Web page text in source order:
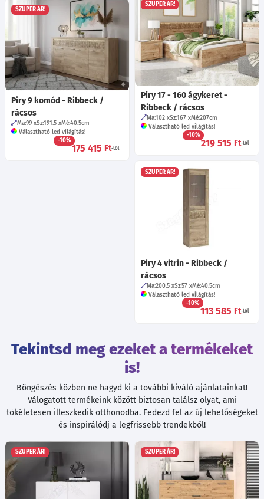
SZUPER ÁR!
Piry 17 - 160 ágykeret -
Ribbeck / rácsos
Ma:102 Sz:167 Mé:207cm
Választható led világítás!
-10%
219 515 Ft-tól
SZUPER ÁR!
Piry 9 komód - Ribbeck /
rácsos
Ma:99 Sz:191.5 Mé:40.5cm
Választható led világítás!
-10%
175 415 Ft-tól
SZUPER ÁR!
Piry 4 vitrin - Ribbeck /
rácsos
Ma:200.5 Sz:57 Mé:40.5cm
Választható led világítás!
-10%
113 585 Ft-tól
Tekintsd meg ezeket a termékeket
is!
Böngészés közben ne hagyd ki a további kiváló ajánlatainkat!
Válogatott termékeink között biztosan találsz olyat, ami
tökéletesen illeszkedik otthonodba. Fedezd fel az új lehetőségeket
és inspirálódj a legfrissebb trendekből!
SZUPER ÁR! SZUPER ÁR!